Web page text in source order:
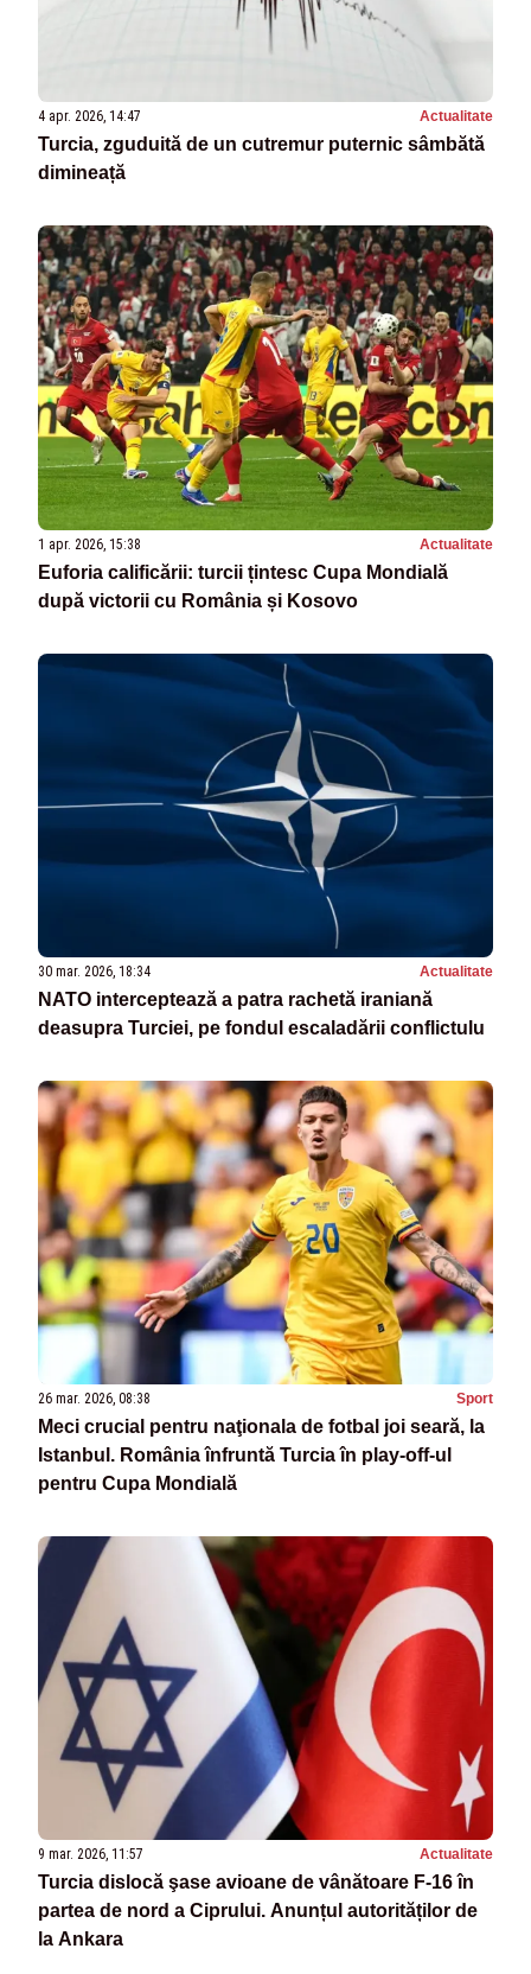
4 apr. 2026, 14:47 Actualitate
Turcia, zguduită de un cutremur puternic sâmbătă
dimineață
1 apr. 2026, 15:38 Actualitate
Euforia calificării: turcii țintesc Cupa Mondială
după victorii cu România și Kosovo
30 mar. 2026, 18:34 Actualitate
NATO interceptează a patra rachetă iraniană
deasupra Turciei, pe fondul escaladării conflictulu
26 mar. 2026, 08:38 Sport
Meci crucial pentru naţionala de fotbal joi seară, la
Istanbul. România înfruntă Turcia în play-off-ul
pentru Cupa Mondială
9 mar. 2026, 11:57 Actualitate
Turcia dislocă şase avioane de vânătoare F-16 în
partea de nord a Ciprului. Anunțul autorităților de
la Ankara